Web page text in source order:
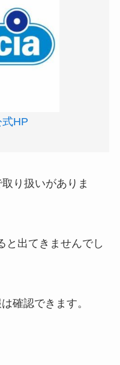
HP
り扱いがありま
と出てきませんでし
確認できます。